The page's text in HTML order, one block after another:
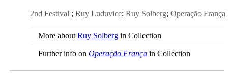
2nd Festival Ruy Luduvice Ruy Solberg Operação França
More about Ruy Solberg in Collection
Further info on Operação França in Collection